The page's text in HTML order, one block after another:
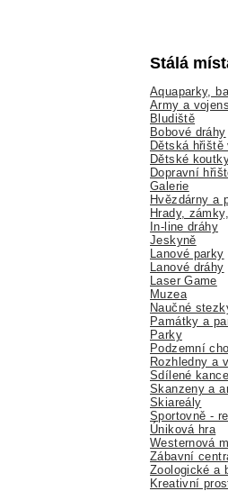
Stálá
Aquaparky,
Army a
Bludiště
Bobové dráhy
Dětská hřiště
Dětské
Dopravní
Galerie
Hvězdárny a
Hrady,
In-line dráhy
Jeskyně
Lanové parky
Lanové dráhy
Laser Game
Muzea
Naučné
Památky a
Parky
Podzemní
Rozhledny a
Sdílené
Skanzeny a
Skiareály
Sportovně -
Úniková hra
Westernová
Zábavní
Zoologické a
Kreativní